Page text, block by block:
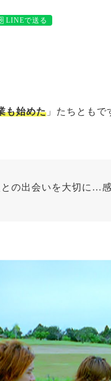
LINEで送る
も始めた 」たちともで
との出会いを大切に…